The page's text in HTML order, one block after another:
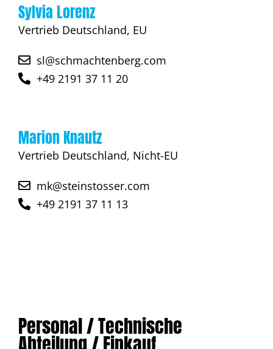
Sylvia Lorenz
Vertrieb Deutschland, EU
sl@schmachtenberg.com
+49 2191 37 11 20
Marion Knautz
Vertrieb Deutschland, Nicht-EU
mk@steinstosser.com
+49 2191 37 11 13
Personal / Technische